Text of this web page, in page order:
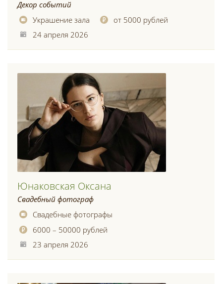
Декор событий
Украшение зала
от 5000 рублей
24 апреля 2026
Юнаковская Оксана
Свадебный фотограф
Свадебные фотографы
6000 – 50000 рублей
23 апреля 2026